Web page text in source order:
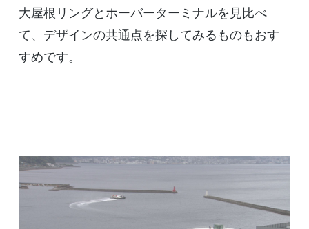
大屋根リングとホーバーターミナルを見比べ
て、デザインの共通点を探してみるものもおす
すめです。